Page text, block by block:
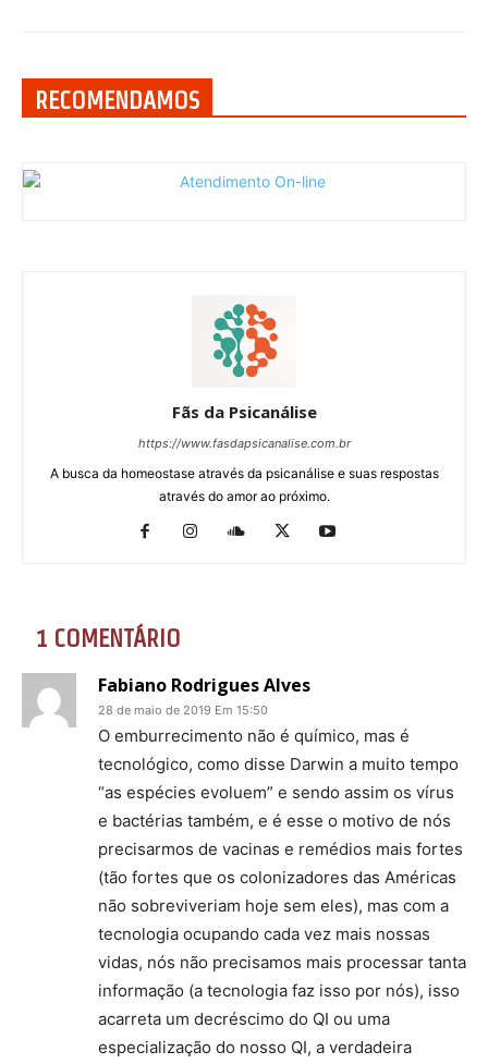
RECOMENDAMOS
Fãs da Psicanálise
https://www.fasdapsicanalise.com.br
A busca da homeostase através da psicanálise e suas respostas
através do amor ao próximo.
1 COMENTÁRIO
Fabiano Rodrigues Alves
28 de maio de 2019 Em 15:50
O emburrecimento não é químico, mas é
tecnológico, como disse Darwin a muito tempo
“as espécies evoluem” e sendo assim os vírus
e bactérias também, e é esse o motivo de nós
precisarmos de vacinas e remédios mais fortes
(tão fortes que os colonizadores das Américas
não sobreviveriam hoje sem eles), mas com a
tecnologia ocupando cada vez mais nossas
vidas, nós não precisamos mais processar tanta
informação (a tecnologia faz isso por nós), isso
acarreta um decréscimo do QI ou uma
especialização do nosso QI, a verdadeira